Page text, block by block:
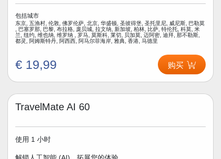
包括城市
东京, 五渔村, 伦敦, 佛罗伦萨, 北京, 华盛顿, 圣彼得堡, 圣托里尼, 威尼斯, 巴勒莫
, 巴塞罗那, 巴黎, 布拉格, 庞贝城, 拉文纳, 新加坡, 柏林, 比萨, 特伦托, 科莫, 米
兰, 纽约, 维也纳, 维罗纳 , 罗马, 莫斯科, 莱切, 贝加莫, 迈阿密, 迪拜, 那不勒斯,
都灵, 阿姆斯特丹, 阿西西, 阿马尔菲海岸, 雅典, 香港, 马德里
€ 19,99 购买
TravelMate AI 60
使用 1 小时
解锁人工智能 (AI)，拓展您的体验